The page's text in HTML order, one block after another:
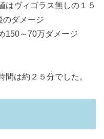
はヴィゴラス無しの１５
のダメージ
150～70万ダメージ
間は約２５分でした。